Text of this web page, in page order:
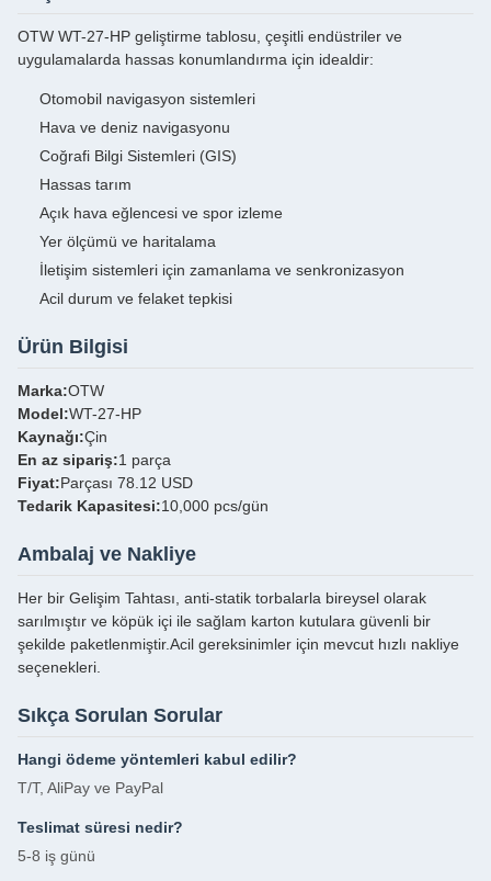
OTW WT-27-HP geliştirme tablosu, çeşitli endüstriler ve
uygulamalarda hassas konumlandırma için idealdir:
Otomobil navigasyon sistemleri
Hava ve deniz navigasyonu
Coğrafi Bilgi Sistemleri (GIS)
Hassas tarım
Açık hava eğlencesi ve spor izleme
Yer ölçümü ve haritalama
İletişim sistemleri için zamanlama ve senkronizasyon
Acil durum ve felaket tepkisi
Ürün Bilgisi
Marka:OTW
Model:WT-27-HP
Kaynağı:Çin
En az sipariş:1 parça
Fiyat:Parçası 78.12 USD
Tedarik Kapasitesi:10,000 pcs/gün
Ambalaj ve Nakliye
Her bir Gelişim Tahtası, anti-statik torbalarla bireysel olarak
sarılmıştır ve köpük içi ile sağlam karton kutulara güvenli bir
şekilde paketlenmiştir.Acil gereksinimler için mevcut hızlı nakliye
seçenekleri.
Sıkça Sorulan Sorular
Hangi ödeme yöntemleri kabul edilir?
T/T, AliPay ve PayPal
Teslimat süresi nedir?
5-8 iş günü